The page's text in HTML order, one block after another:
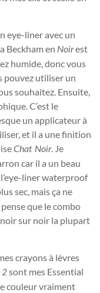
eye-liner avec un
Beckham en Noirest
humide, donc vous
pouvez utiliser un
souhaitez. Ensuite,
C’est le
un applicateur à
et il a une finition
Chat Noir. Je
car il a un beau
l’eye-liner waterproof
sec, mais ça ne
que le combo
sur noir la plupart
crayons à lèvres
2sont mes Essential
couleur vraiment